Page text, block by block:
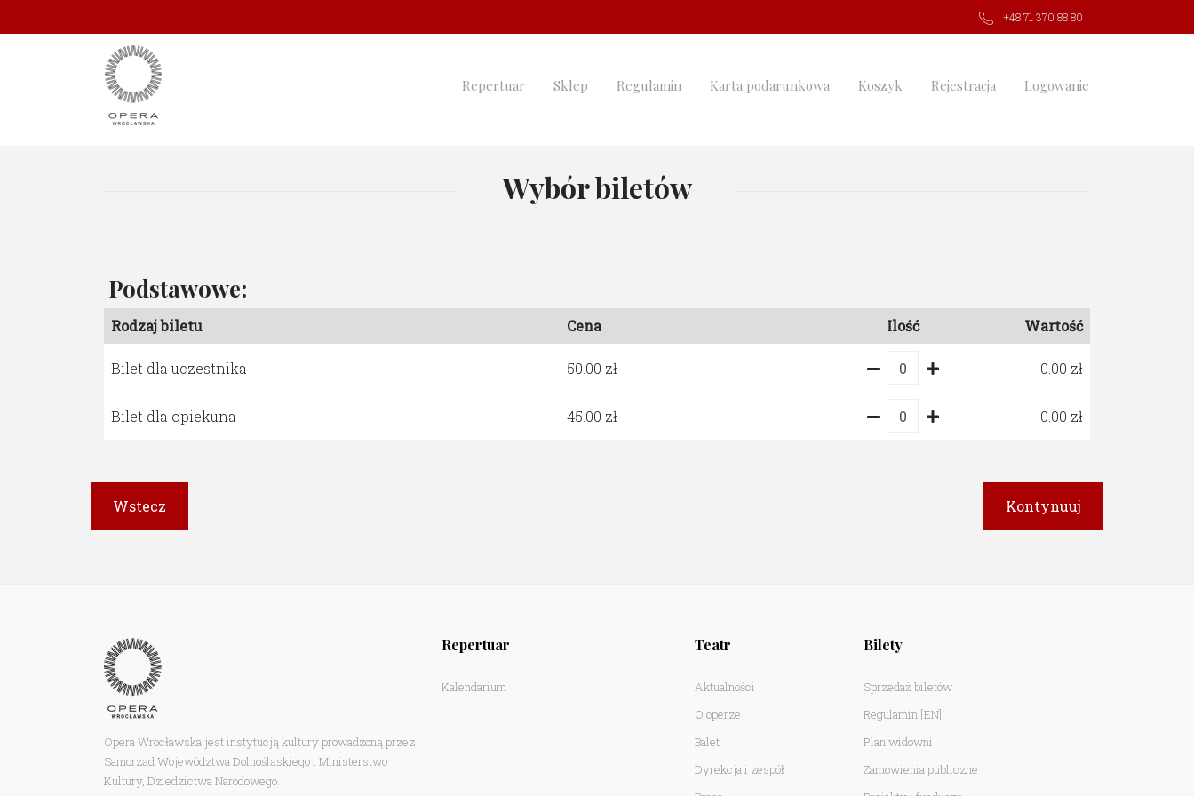
+48 71 370 88 80
Repertuar Sklep Regulamin Karta podarunkowa Koszyk Rejestracja Logowanie
Wybór biletów
Podstawowe:
Rodzaj biletu Cena Ilość Wartość
Bilet dla uczestnika 50.00 0.00
Bilet dla opiekuna 45.00 0.00
Opera Wrocławska jest instytucją kultury prowadzoną przez
Samorząd Województwa Dolnośląskiego i Ministerstwo
Kultury, Dziedzictwa Narodowego.
Repertuar
Kalendarium
Teatr
Aktualności
O operze
Balet
Dyrekcja i zespół
Bilety
Sprzedaż biletów
Regulamin [EN]
Plan widowni
Zamówienia publiczne